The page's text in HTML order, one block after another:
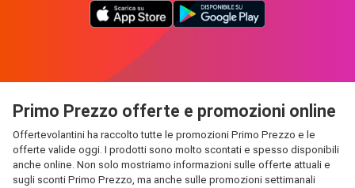
Primo Prezzo offerte e promozioni online
Offertevolantini ha raccolto tutte le promozioni Primo Prezzo e le
offerte valide oggi. I prodotti sono molto scontati e spesso disponibili
anche online. Non solo mostriamo informazioni sulle offerte attuali e
sugli sconti Primo Prezzo, ma anche sulle promozioni settimanali